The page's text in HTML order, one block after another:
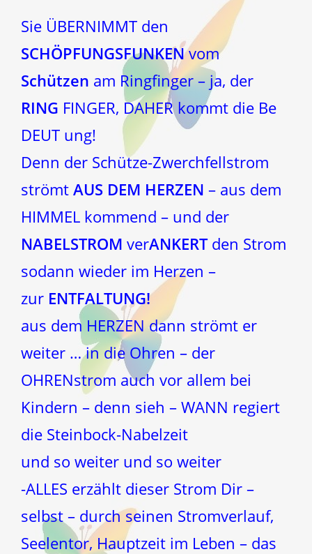
Sie ÜBERNIMMT den
SCHÖPFUNGSFUNKENvom
Schützen am Ringfinger – ja, der
RING FINGER, DAHER kommt die Be
DEUT ung!
Denn der Schütze-Zwerchfellstrom
strömt AUS DEM HERZEN – aus dem
HIMMEL kommend – und der
NABELSTROM verANKERTden Strom
sodann wieder im Herzen –
zur ENTFALTUNG!
aus dem HERZEN dann strömt er
weiter … in die Ohren – der
OHRENstrom auch vor allem bei
Kindern – denn sieh – WANN regiert
die Steinbock-Nabelzeit
und so weiter und so weiter
-ALLES erzählt dieser Strom Dir –
selbst – durch seinen Stromverlauf,
Seelentor, Hauptzeit im Leben – das